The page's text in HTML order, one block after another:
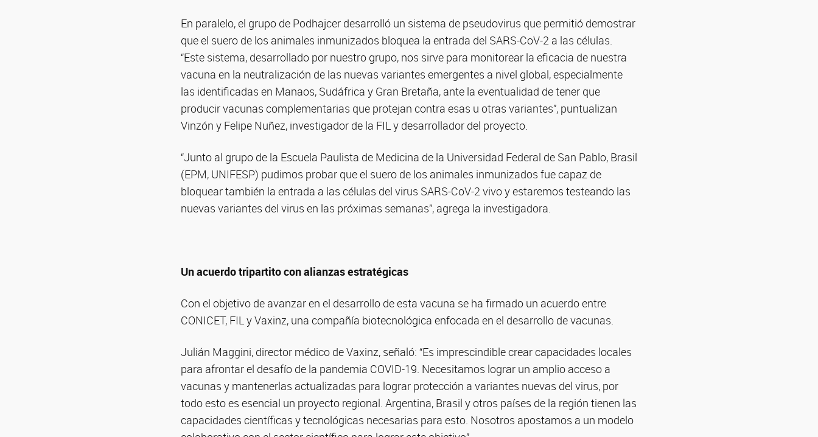
En paralelo, el grupo de Podhajcer desarrolló un sistema de pseudovirus que permitió demostrar
que el suero de los animales inmunizados bloquea la entrada del SARS-CoV-2 a las células.
“Este sistema, desarrollado por nuestro grupo, nos sirve para monitorear la eficacia de nuestra
vacuna en la neutralización de las nuevas variantes emergentes a nivel global, especialmente
las identificadas en Manaos, Sudáfrica y Gran Bretaña, ante la eventualidad de tener que
producir vacunas complementarias que protejan contra esas u otras variantes”, puntualizan
Vinzón y Felipe Nuñez, investigador de la FIL y desarrollador del proyecto.
“Junto al grupo de la Escuela Paulista de Medicina de la Universidad Federal de San Pablo, Brasil
(EPM, UNIFESP) pudimos probar que el suero de los animales inmunizados fue capaz de
bloquear también la entrada a las células del virus SARS-CoV-2 vivo y estaremos testeando las
nuevas variantes del virus en las próximas semanas”, agrega la investigadora.
Un acuerdo tripartito con alianzas estratégicas
Con el objetivo de avanzar en el desarrollo de esta vacuna se ha firmado un acuerdo entre
CONICET, FIL y Vaxinz, una compañía biotecnológica enfocada en el desarrollo de vacunas.
Julián Maggini, director médico de Vaxinz, señaló: “Es imprescindible crear capacidades locales
para afrontar el desafío de la pandemia COVID-19. Necesitamos lograr un amplio acceso a
vacunas y mantenerlas actualizadas para lograr protección a variantes nuevas del virus, por
todo esto es esencial un proyecto regional. Argentina, Brasil y otros países de la región tienen las
capacidades científicas y tecnológicas necesarias para esto. Nosotros apostamos a un modelo